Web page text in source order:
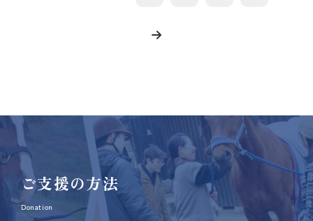
ご支援の方法
Donation